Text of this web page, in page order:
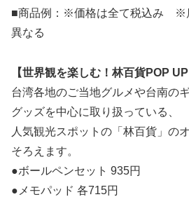
■商品例：※価格は全て税込み ※
異なる
【世界観を楽しむ！林百貨POP UP
台湾各地のご当地グルメや台南の
グッズを中心に取り扱っている、
人気観光スポットの「林百貨」の
そろえます。
●ボールペンセット 935円
●メモパッド 各715円